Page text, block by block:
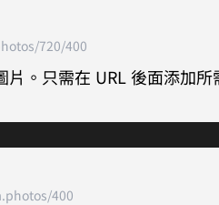
720/400
。只需在 URL 後面添加
400